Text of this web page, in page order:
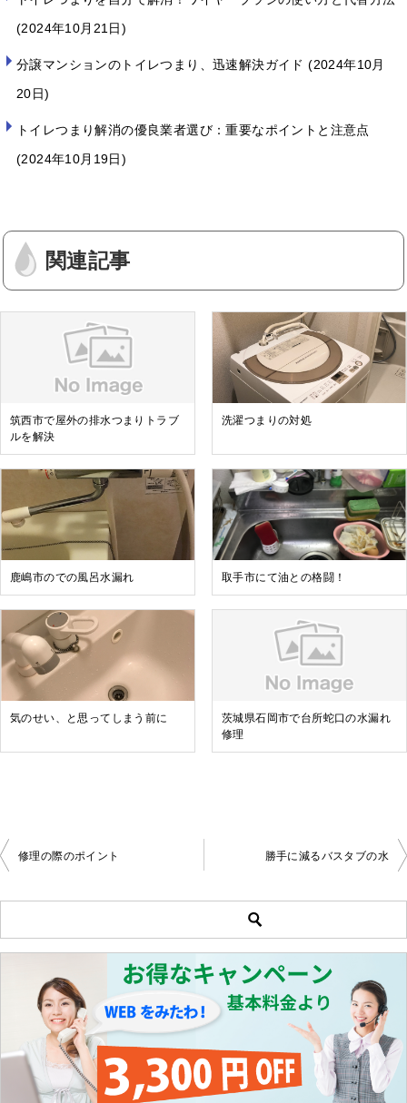
2024年10月21日
分譲マンションのトイレつまり、迅速解決ガイド 2024年10月
20日
トイレつまり解消の優良業者選び：重要なポイントと注意点
2024年10月19日
関連記事
筑西市で屋外の排水つまりトラブ
ルを解決
洗濯つまりの対処
鹿嶋市のでの風呂水漏れ 取手市にて油との格闘！
気のせい、と思ってしまう前に
茨城県石岡市で台所蛇口の水漏れ
修理
投
稿
ビ
ゲ
ー
シ
修理の際のポイント 勝手に減るバスタブの水